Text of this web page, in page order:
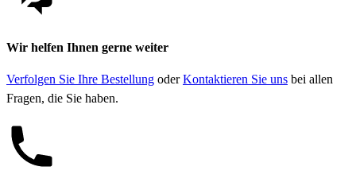
Wir helfen Ihnen gerne weiter
Verfolgen Sie Ihre Bestellung oderKontaktieren Sie uns bei allen
Fragen, die Sie haben.